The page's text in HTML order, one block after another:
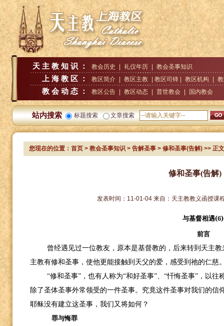
天主教知识： 教会历史 礼仪年历 教会圣事知识
上海教区： 教区简介 教区主教 | 教区司铎 | 教区机构
教会动态： 教区公告 教区动态 普世教会 国内教会
站内搜索 标题搜索 文章搜索
您现在的位置：首页 >教会圣事知识 >告解圣事 > 修和圣事(告解) >> 正
修和圣事(告解)
发表时间： 11-01-04 来自： 天主教教义函授课
与基督相遇(6)
前言
曾经遇见过一位教友，原本是基督教的，后来转到天主
主教有修和圣事，使他更能接触到天父的爱，感受到祂的仁慈
“修和圣事”，也有人称为“和好圣事”、“忏悔圣事”，以
除了圣体圣事外常领受的一件圣事。究竟这件圣事对我们的信
耶稣没有建立这圣事，我们又将如何？
罪与悔罪